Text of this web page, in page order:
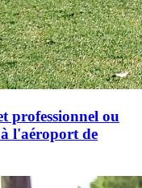
professionnel ou
l'aéroport de